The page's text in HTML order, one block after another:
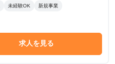
未経験OK 新規事業
求人を見る